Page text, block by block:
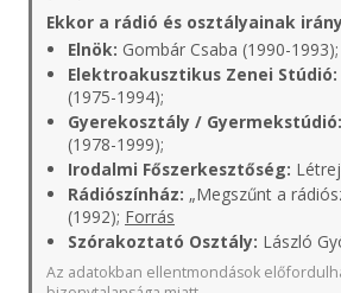
Ekkor a rádió és osztályainak
Elnök: Gombár Csaba (1990-1993);
Elektroakusztikus Zenei Stúdió:
(1975-1994);
Gyerekosztály / Gyermekstúdió:
(1978-1999);
Irodalmi Főszerkesztőség:
Rádiószínház: „Megszűnt a
(1992); Forrás
Szórakoztató Osztály: László
Az adatokban ellentmondások